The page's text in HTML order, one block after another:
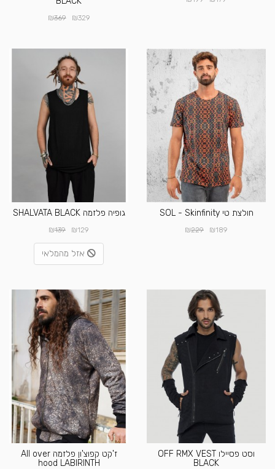
₪329
₪369
חולצת טי SOL - Skinfinity
₪189
₪229
גופיה פלזמה SHALVATA BLACK
₪129
₪139
אזל מהמלאי
וסט פסיילו OFF RMX VEST
BLACK
ז'קט קפוצ'ון פלזמה All over
hood LABIRINTH